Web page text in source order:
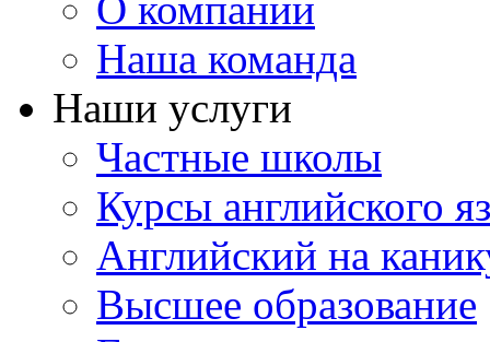
О компании
Наша команда
Наши услуги
Частные школы
Курсы английского
Английский на
Высшее образование